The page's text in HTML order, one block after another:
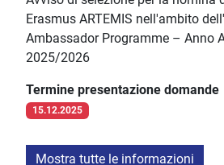
Erasmus ARTEMIS nell'ambito
Ambassador Programme – Anno
2025/2026
Termine presentazione domande
15.12.2025
Mostra tutte le informazioni